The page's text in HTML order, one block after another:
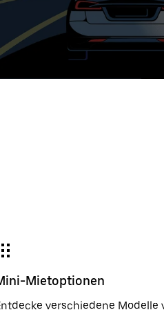
Mietoptionen
verschiedene Modelle